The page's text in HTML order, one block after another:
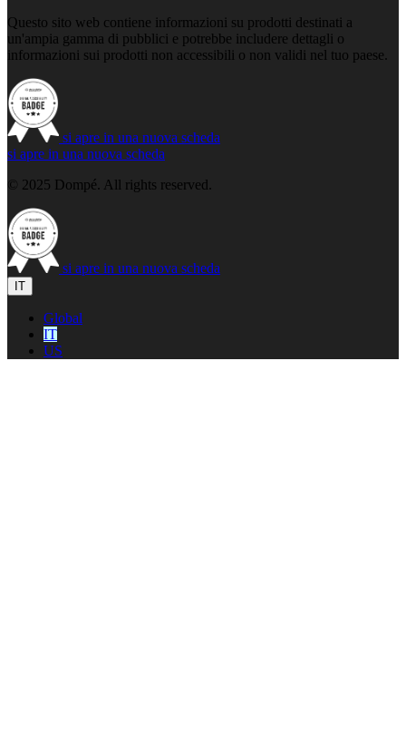
Questo sito web contiene informazioni su prodotti destinati a
un'ampia gamma di pubblici e potrebbe includere dettagli o
informazioni sui prodotti non accessibili o non validi nel tuo paese.
si apre in una nuova scheda
si apre in una nuova scheda
© 2025 Dompé. All rights reserved.
si apre in una nuova scheda
IT
Global
IT
US